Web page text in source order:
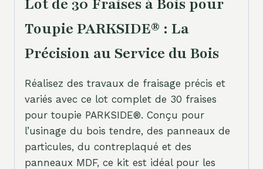
Lot de 30 Fraises à Bois pour
Toupie PARKSIDE® : La
Précision au Service du Bois
Réalisez des travaux de fraisage précis et
variés avec ce lot complet de 30 fraises
pour toupie PARKSIDE®. Conçu pour
l’usinage du bois tendre, des panneaux de
particules, du contreplaqué et des
panneaux MDF, ce kit est idéal pour les